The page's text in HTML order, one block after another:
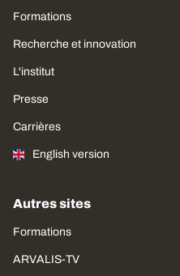
Formations
Recherche et innovation
L'institut
Presse
Carrières
English version
Autres sites
Formations
ARVALIS-TV